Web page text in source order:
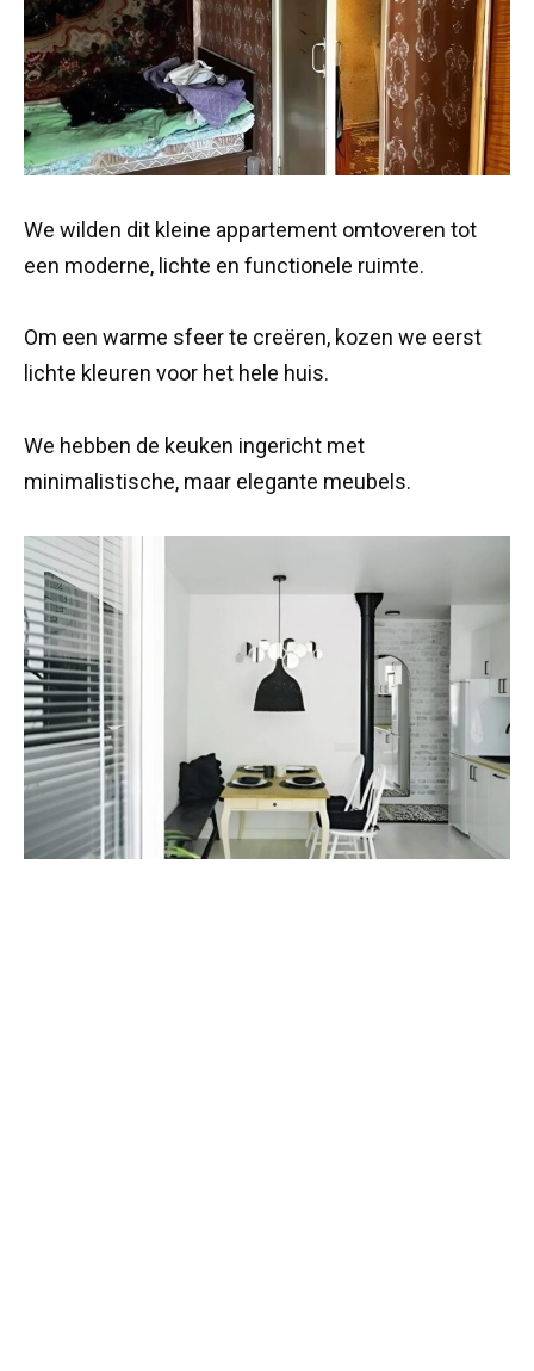
We wilden dit kleine appartement omtoveren tot
een moderne, lichte en functionele ruimte.
Om een warme sfeer te creëren, kozen we eerst
lichte kleuren voor het hele huis.
We hebben de keuken ingericht met
minimalistische, maar elegante meubels.